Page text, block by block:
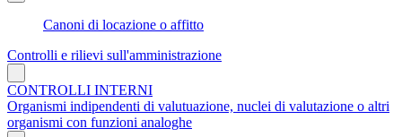
Canoni di locazione o affitto
Controlli e rilievi sull'amministrazione
CONTROLLI INTERNI
Organismi indipendenti di valutuazione, nuclei di valutazione o altri
organismi con funzioni analoghe